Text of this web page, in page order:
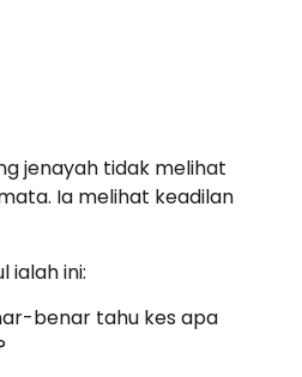
jenayah tidak melihat
Ia melihat keadilan
ialah ini:
benar tahu kes apa